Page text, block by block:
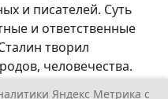
и писателей. Суть
и ответственные
творил
человечества.
Яндекс Метрика с